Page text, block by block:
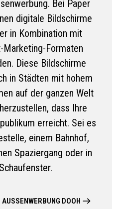
Bei Paper
digitale Bildschirme
in Kombination mit
Marketing-Formaten
Diese Bildschirme
in Städten mit hohem
auf der ganzen Welt
dass Ihre
erreicht. Sei es
einem Bahnhof,
Spaziergang oder in
DOOH